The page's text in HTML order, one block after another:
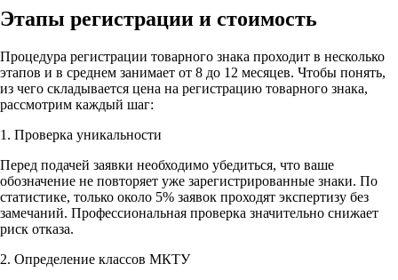
Этапы регистрации и стоимость
Процедура регистрации товарного знака проходит в несколько
этапов и в среднем занимает от 8 до 12 месяцев. Чтобы понять,
из чего складывается цена на регистрацию товарного знака,
рассмотрим каждый шаг:
1. Проверка уникальности
Перед подачей заявки необходимо убедиться, что ваше
обозначение не повторяет уже зарегистрированные знаки. По
статистике, только около 5% заявок проходят экспертизу без
замечаний. Профессиональная проверка значительно снижает
риск отказа.
2. Определение классов МКТУ